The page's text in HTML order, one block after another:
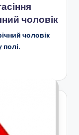
чоловік
чоловік
полі.